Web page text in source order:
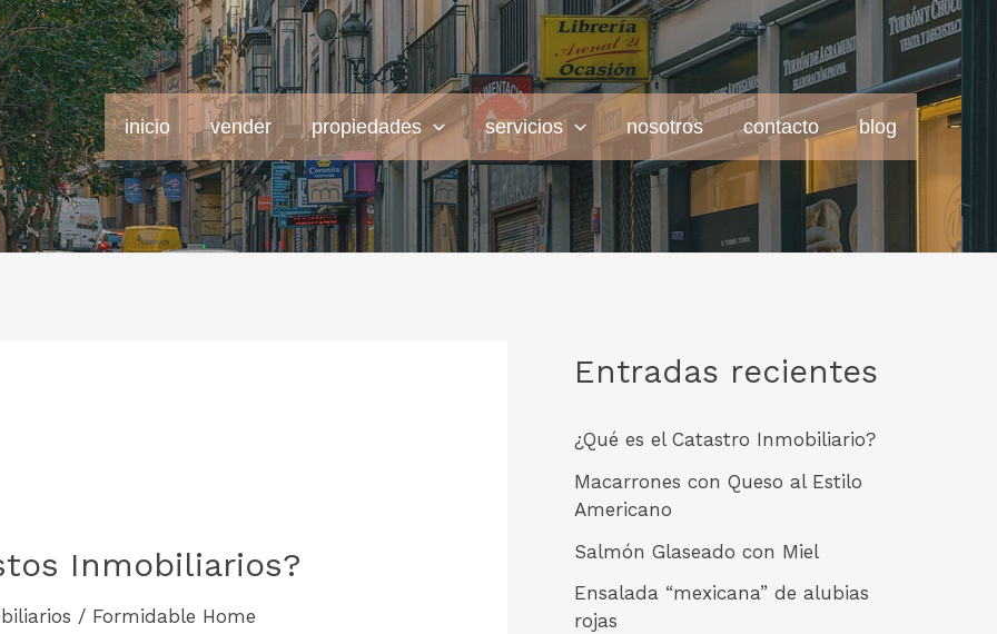
inicio vender propiedades servicios nosotros contacto blog
Inmobiliarios?
/ Formidable Home
Entradas recientes
¿Qué es el Catastro Inmobiliario?
Macarrones con Queso al Estilo
Americano
Salmón Glaseado con Miel
Ensalada “mexicana” de alubias
rojas